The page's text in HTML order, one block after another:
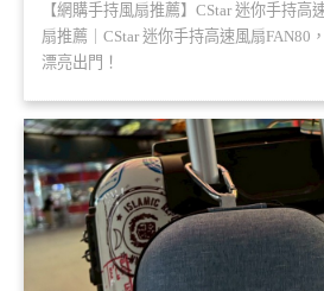
【網購手持風扇推薦】CStar 迷你手持高
扇推薦｜CStar 迷你手持高速風扇FAN80
漂亮出門！